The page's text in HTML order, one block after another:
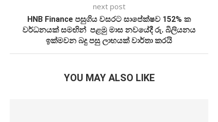
next post
HNB Finance පසුගිය වසරට සාපේක්ෂව 152% ක
වර්ධනයක් සමඟින් පළමු මාස නවයේදී රු. බිලියනය
ඉක්මවන බදු පසු ලාභයක් වාර්තා කරයි
YOU MAY ALSO LIKE